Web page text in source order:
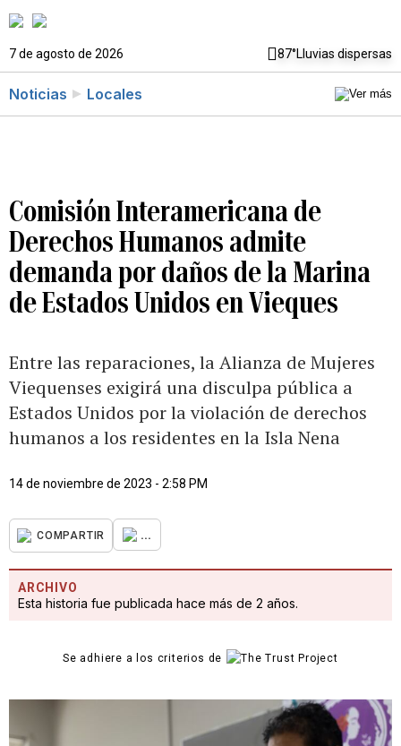
7 de agosto de 2026 87°Lluvias dispersas
Noticias Locales
Comisión Interamericana de
Derechos Humanos admite
demanda por daños de la Marina
de Estados Unidos en Vieques
Entre las reparaciones, la Alianza de Mujeres
Viequenses exigirá una disculpa pública a
Estados Unidos por la violación de derechos
humanos a los residentes en la Isla Nena
14 de noviembre de 2023 - 2:58 PM
COMPARTIR ...
ARCHIVO
Esta historia fue publicada hace más de 2 años.
Se adhiere a los criterios de